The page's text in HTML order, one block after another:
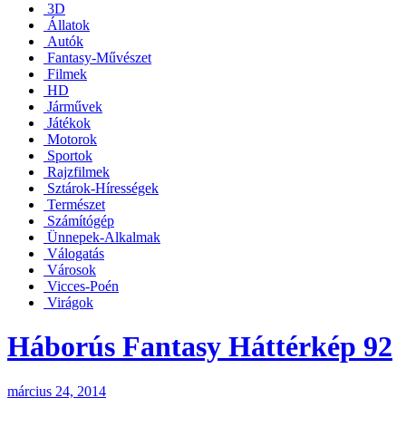
3D
Állatok
Autók
Fantasy-Művészet
Filmek
HD
Járművek
Játékok
Motorok
Sportok
Rajzfilmek
Sztárok-Hírességek
Természet
Számítógép
Ünnepek-Alkalmak
Válogatás
Városok
Vicces-Poén
Virágok
Háborús Fantasy Háttérkép 92
március 24, 2014